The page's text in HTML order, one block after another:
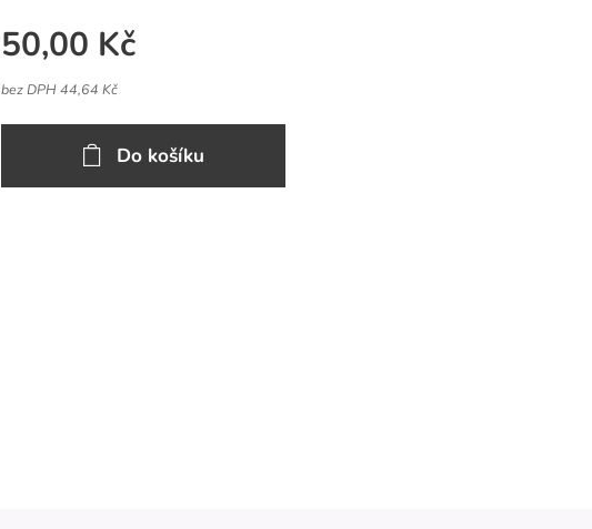
50,00 Kč
bez DPH 44,64 Kč
Do košíku